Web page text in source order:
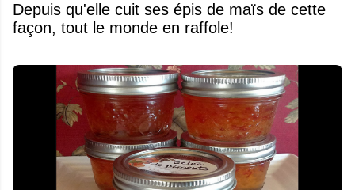
Depuis qu'elle cuit ses épis de maïs de cette
façon, tout le monde en raffole!